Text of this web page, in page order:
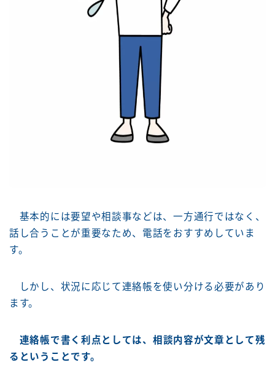
基本的には要望や相談事などは、一方通行ではなく、
話し合うことが重要なため、電話をおすすめしていま
す。
しかし、状況に応じて連絡帳を使い分ける必要があり
ます。
連絡帳で書く利点としては、相談内容が文章として残
るということです。